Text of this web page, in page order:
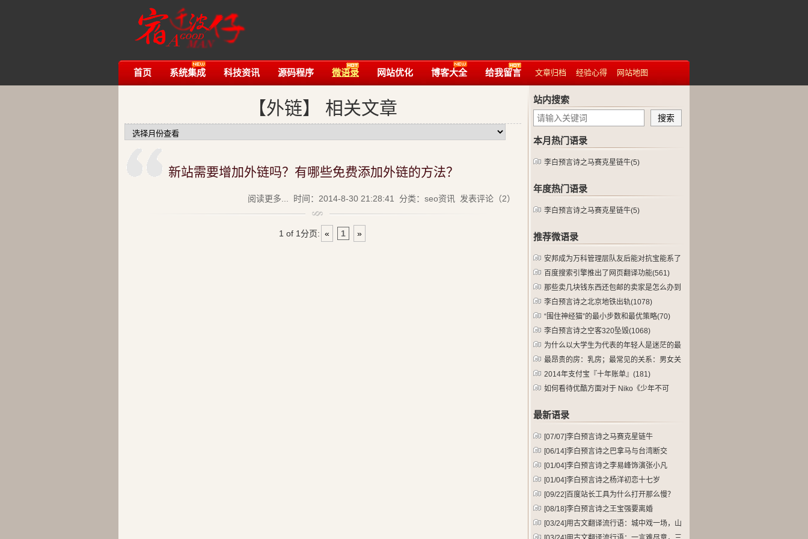
首页 系统集成 科技资讯 源码程序 微语录 网站优化 博客大全 给我留言 文章归档 经验心得 网站地图
【外链】 相关文章
新站需要增加外链吗？有哪些免费添加外链的方法？
阅读更多... 时间：2014-8-30 21:28:41 分类： seo资讯 发表评论（2）
1 of 1分页: « 1 »
站内搜索
本月热门语录
李白预言诗之马赛克星链牛(5)
年度热门语录
李白预言诗之马赛克星链牛(5)
推荐微语录
安邦成为万科管理层队友后能对抗宝能系了
么(165)
百度搜索引擎推出了网页翻译功能(561)
那些卖几块钱东西还包邮的卖家是怎么办到
的(190)
李白预言诗之北京地铁出轨(1078)
“围住神经猫”的最小步数和最优策略(70)
李白预言诗之空客320坠毁(1068)
为什么以大学生为代表的年轻人是迷茫的最
大(115)
最昂贵的房：乳房；最常见的关系：男女关
系(90)
2014年支付宝『十年账单』(181)
如何看待优酷方面对于 Niko《少年不可
最新语录
[07/07]李白预言诗之马赛克星链牛
[06/14]李白预言诗之巴拿马与台湾断交
[01/04]李白预言诗之李易峰饰演张小凡
[01/04]李白预言诗之杨洋初恋十七岁
[09/22] 百度站长工具为什么打开那么慢？
[08/18]李白预言诗之王宝强要离婚
[03/24]用古文翻译流行语：城中戏一场，山